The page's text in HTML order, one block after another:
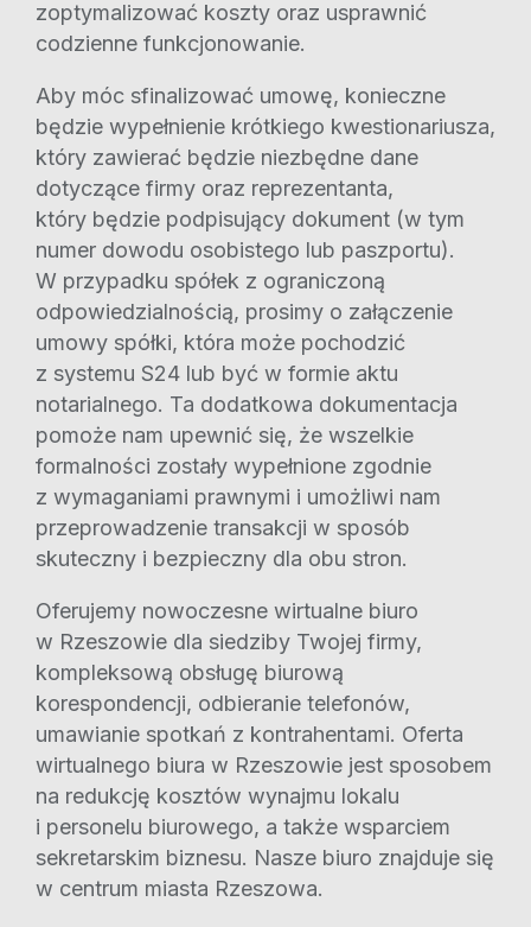
zoptymalizować koszty oraz usprawnić
codzienne funkcjonowanie.
Aby móc sfinalizować umowę, konieczne
będzie wypełnienie krótkiego kwestionariusza,
który zawierać będzie niezbędne dane
dotyczące firmy oraz reprezentanta,
który będzie podpisujący dokument (w tym
numer dowodu osobistego lub paszportu).
W przypadku spółek z ograniczoną
odpowiedzialnością, prosimy o załączenie
umowy spółki, która może pochodzić
z systemu S24 lub być w formie aktu
notarialnego. Ta dodatkowa dokumentacja
pomoże nam upewnić się, że wszelkie
formalności zostały wypełnione zgodnie
z wymaganiami prawnymi i umożliwi nam
przeprowadzenie transakcji w sposób
skuteczny i bezpieczny dla obu stron.
Oferujemy nowoczesne wirtualne biuro
w Rzeszowie dla siedziby Twojej firmy,
kompleksową obsługę biurową
korespondencji, odbieranie telefonów,
umawianie spotkań z kontrahentami. Oferta
wirtualnego biura w Rzeszowie jest sposobem
na redukcję kosztów wynajmu lokalu
i personelu biurowego, a także wsparciem
sekretarskim biznesu. Nasze biuro znajduje się
w centrum miasta Rzeszowa.